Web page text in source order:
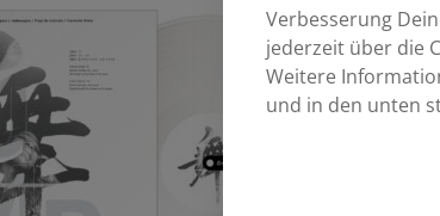
Verbesserung
jederzeit über die
Weitere
und in den unten